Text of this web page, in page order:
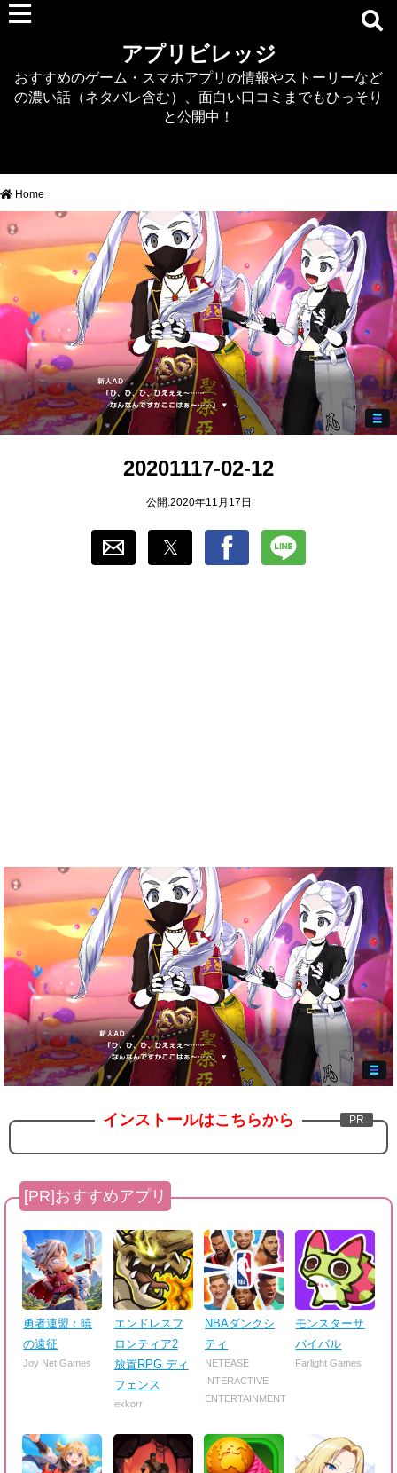
デタリキZ
アナザーエデン
RTS/MOBA
アクション
シミュレーション
牧場婚活
DEAD OR ALIVE XVV
パズル/クイズ
ノベル
おすすめ
アプリビレッジ
おすすめのゲーム・スマホアプリの情報やストーリーなど
の濃い話（ネタバレ含む）、面白い口コミまでもひっそり
と公開中！
Home
20201117-02-12
公開:2020年11月17日
インストールはこちらから
勇者連盟：暁
の遠征
Joy Net Games
エンドレスフ
ロンティア2
放置RPG ディ
フェンス
ekkorr
NBAダンクシ
ティ
NETEASE
INTERACTIVE
ENTERTAINMENT
モンスターサ
バイバル
Farlight Games